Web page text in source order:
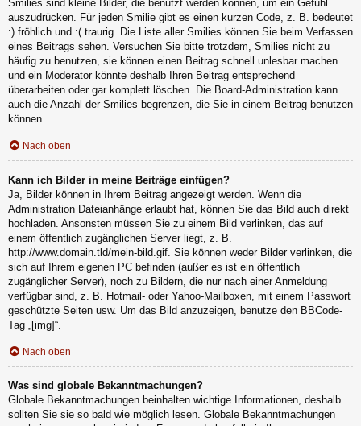
Smilies sind kleine Bilder, die benutzt werden können, um ein Gefühl
auszudrücken. Für jeden Smilie gibt es einen kurzen Code, z. B. bedeutet
:) fröhlich und :( traurig. Die Liste aller Smilies können Sie beim Verfassen
eines Beitrags sehen. Versuchen Sie bitte trotzdem, Smilies nicht zu
häufig zu benutzen, sie können einen Beitrag schnell unlesbar machen
und ein Moderator könnte deshalb Ihren Beitrag entsprechend
überarbeiten oder gar komplett löschen. Die Board-Administration kann
auch die Anzahl der Smilies begrenzen, die Sie in einem Beitrag benutzen
können.
Nach oben
Kann ich Bilder in meine Beiträge einfügen?
Ja, Bilder können in Ihrem Beitrag angezeigt werden. Wenn die
Administration Dateianhänge erlaubt hat, können Sie das Bild auch direkt
hochladen. Ansonsten müssen Sie zu einem Bild verlinken, das auf
einem öffentlich zugänglichen Server liegt, z. B.
http://www.domain.tld/mein-bild.gif. Sie können weder Bilder verlinken, die
sich auf Ihrem eigenen PC befinden (außer es ist ein öffentlich
zugänglicher Server), noch zu Bildern, die nur nach einer Anmeldung
verfügbar sind, z. B. Hotmail- oder Yahoo-Mailboxen, mit einem Passwort
geschützte Seiten usw. Um das Bild anzuzeigen, benutze den BBCode-
Tag „[img]“.
Nach oben
Was sind globale Bekanntmachungen?
Globale Bekanntmachungen beinhalten wichtige Informationen, deshalb
sollten Sie sie so bald wie möglich lesen. Globale Bekanntmachungen